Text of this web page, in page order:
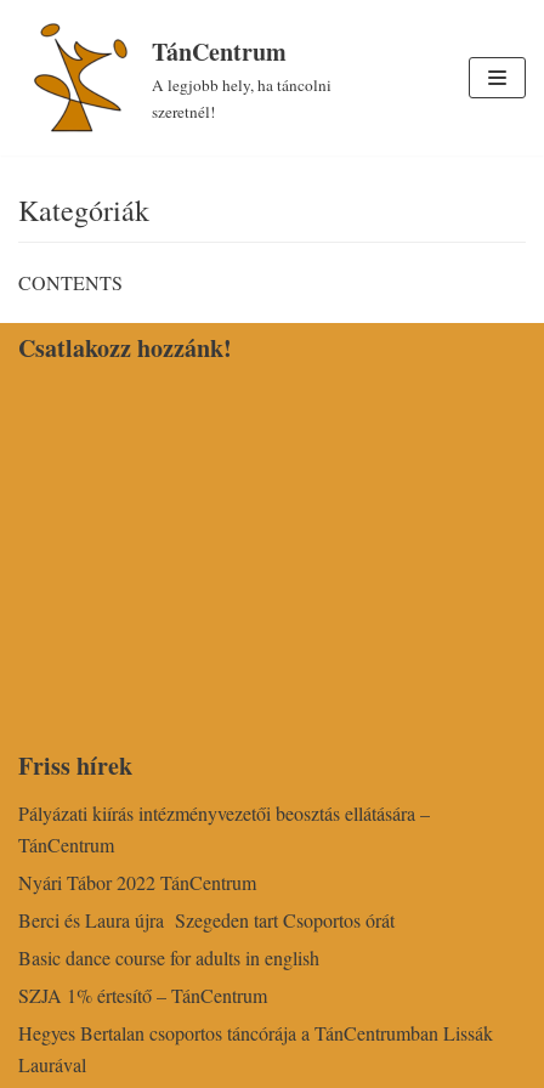
Skip
content
TánCentrum
A legjobb hely, ha táncolni
szeretnél!
Kategóriák
CONTENTS
Csatlakozz hozzánk!
Friss hírek
Pályázati kiírás intézményvezetői beosztás ellátására –
TánCentrum
Nyári Tábor 2022 TánCentrum
Berci és Laura újra Szegeden tart Csoportos órát
Basic dance course for adults in english
SZJA 1% értesítő – TánCentrum
Hegyes Bertalan csoportos táncórája a TánCentrumban Lissák
Laurával